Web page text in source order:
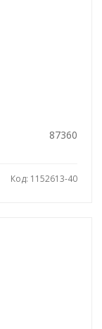
87360
Код: 1152613-40